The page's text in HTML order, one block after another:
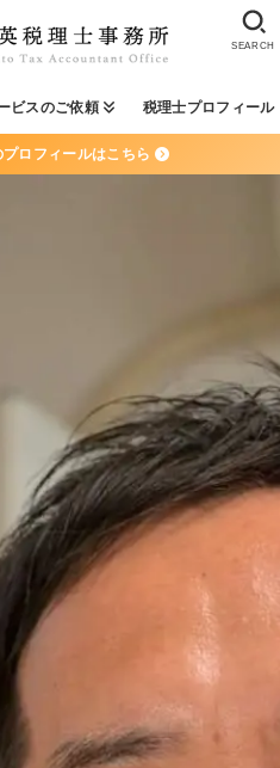
ビスのご依頼 税理士プロフィール
SEARCH
ロフィールはこちら